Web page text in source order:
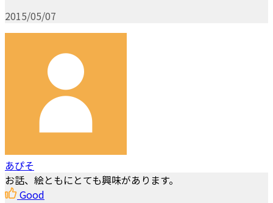
2015/05/07
あぴそ
お話、絵ともにとても興味があります。
Good